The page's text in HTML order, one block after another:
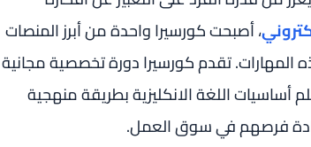
، أصبحت كورسيرا واحدة من أبرز المنصات
المهارات. تقدم كورسيرا دورة تخصصية مجانية
أساسيات اللغة الانكليزية بطريقة منهجية
فرصهم في سوق العمل.